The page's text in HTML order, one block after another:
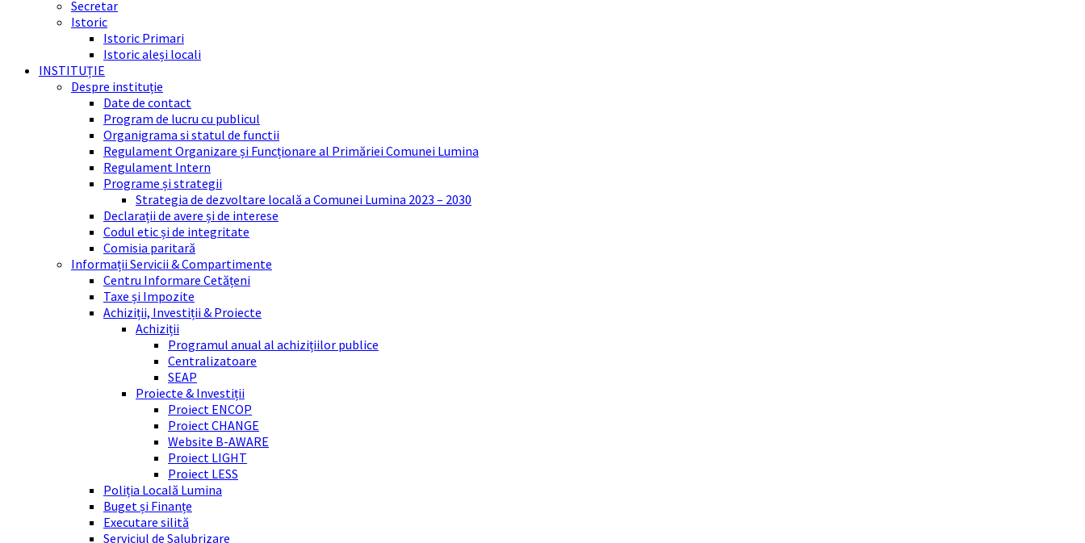
Secretar
Istoric
Istoric Primari
Istoric aleși locali
INSTITUȚIE
Despre instituție
Date de contact
Program de lucru cu publicul
Organigrama si statul de functii
Regulament Organizare și Funcționare al Primăriei Comunei Lumina
Regulament Intern
Programe și strategii
Strategia de dezvoltare locală a Comunei Lumina 2023 – 2030
Declarații de avere și de interese
Codul etic și de integritate
Comisia paritară
Informații Servicii & Compartimente
Centru Informare Cetățeni
Taxe și Impozite
Achiziții, Investiții & Proiecte
Achiziții
Programul anual al achizițiilor publice
Centralizatoare
SEAP
Proiecte & Investiții
Proiect ENCOP
Proiect CHANGE
Website B-AWARE
Proiect LIGHT
Proiect LESS
Poliția Locală Lumina
Buget și Finanțe
Executare silită
Serviciul de Salubrizare